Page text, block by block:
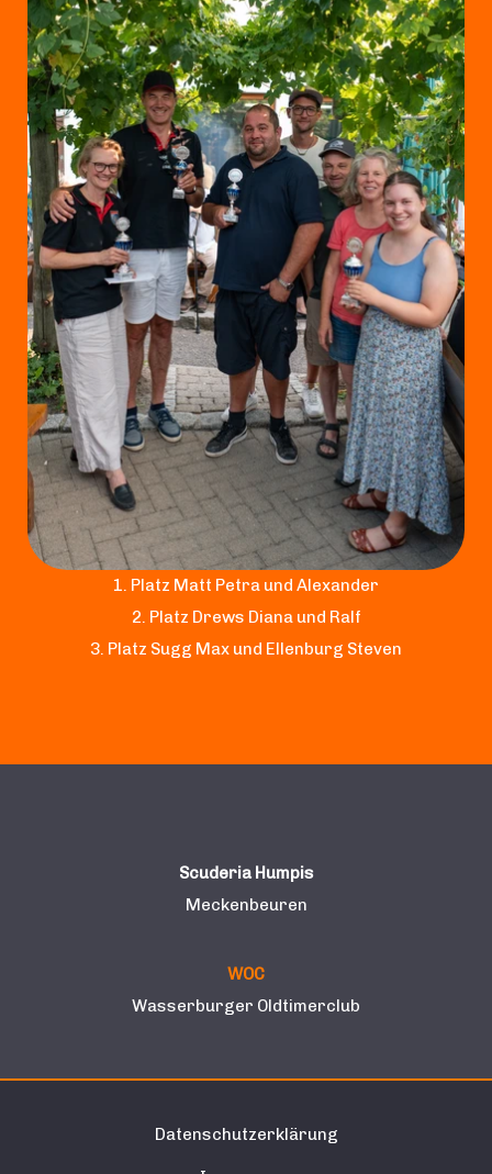
1. Platz Matt Petra und Alexander
2. Platz Drews Diana und Ralf
3. Platz Sugg Max und Ellenburg Steven
Scuderia Humpis
Meckenbeuren
WOC
Wasserburger Oldtimerclub
Datenschutzerklärung